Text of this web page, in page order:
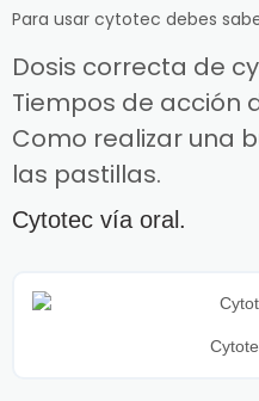
Para usar cytotec debes
Dosis correcta de
Tiempos de acción
Como realizar una
las pastillas.
Cytotec vía oral.